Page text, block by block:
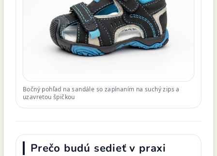
Bočný pohľad na sandále so zapínaním na suchý zips a
uzavretou špičkou
Prečo budú sedieť v praxi